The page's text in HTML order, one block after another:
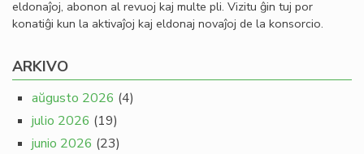
eldonaĵoj, abonon al revuoj kaj multe pli. Vizitu ĝin tuj por
konatiĝi kun la aktivaĵoj kaj eldonaj novaĵoj de la konsorcio.
ARKIVO
aŭgusto 2026 (4)
julio 2026 (19)
junio 2026 (23)